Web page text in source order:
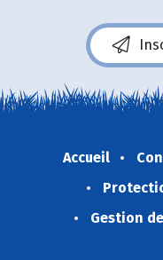
Accueil
Gestion